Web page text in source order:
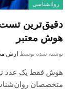
روانشناسی
دقیق‌ترین
هوش معتبر
نوشته شده توسط ارش
هوش فقط یک عدد
متخصصان